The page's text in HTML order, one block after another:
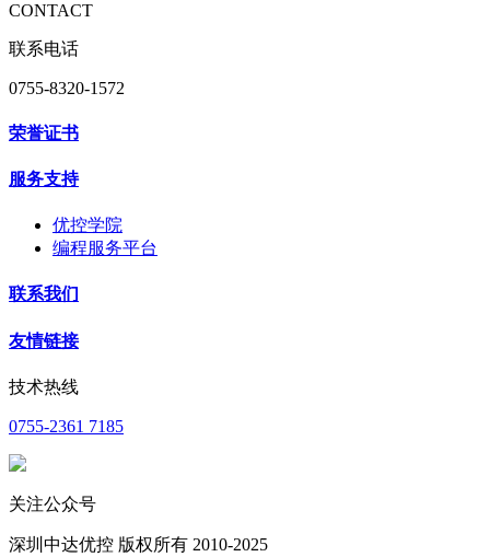
CONTACT
联系电话
0755-8320-1572
荣誉证书
服务支持
优控学院
编程服务平台
联系我们
友情链接
技术热线
0755-2361 7185
关注公众号
深圳中达优控 版权所有 2010-2025